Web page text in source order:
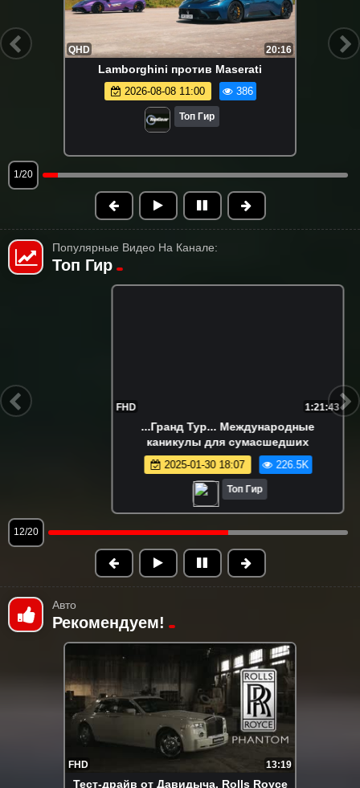
QHD 20:16
Lamborghini против Maserati
2026-08-08 11:00 386
Топ Гир
1/20
Популярные Видео На Канале:
Топ Гир
...Гранд Тур... Международные
каникулы для сумасшедших
2025-01-30 18:07 226.5K
Топ Гир
13/20
Авто
Рекомендуем!
FHD 13:19
Тест-драйв от Давидыча. Rolls Royce